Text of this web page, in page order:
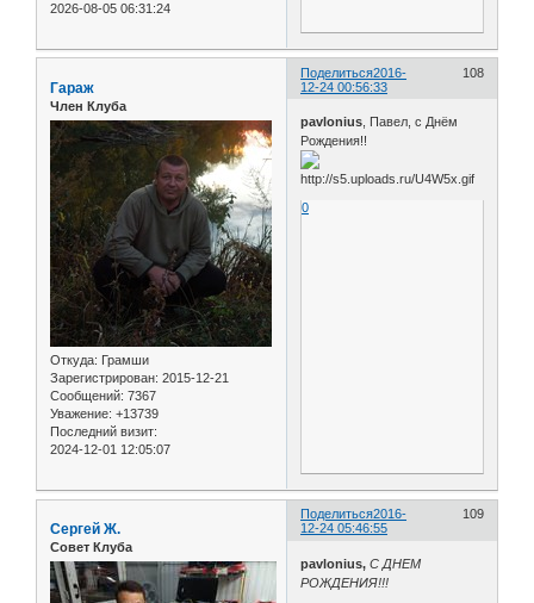
2026-08-05 06:31:24
Поделиться 108
2016-
12-24 00:56:33
Гараж
Член Клуба
Откуда: Грамши
Зарегистрирован: 2015-12-21
Сообщений: 7367
Уважение: +13739
Последний визит:
2024-12-01 12:05:07
pavlonius , Павел, с Днём
Рождения!!
0
Поделиться 109
2016-
12-24 05:46:55
Сергей Ж.
Совет Клуба
pavlonius, С ДНЕМ
РОЖДЕНИЯ!!!